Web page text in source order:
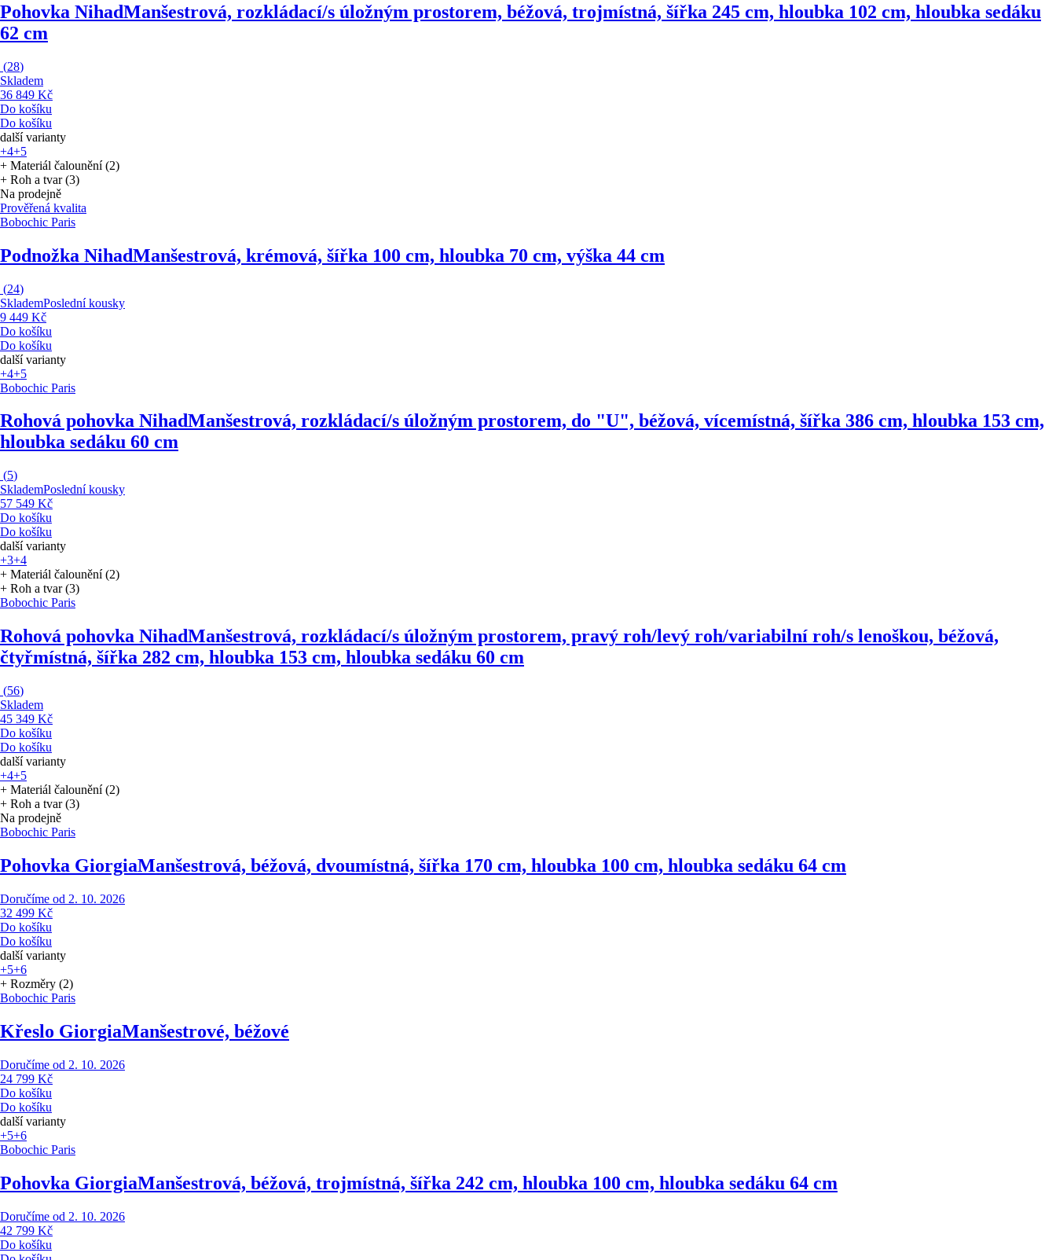
Pohovka NihadManšestrová, rozkládací/s úložným prostorem, béžová, trojmístná, šířka 245 cm, hloubka 102 cm, hloubka sedáku
62 cm
(28)
Skladem
36 849 Kč
Do košíku
Do košíku
další varianty
+4+5
+ Materiál čalounění (2)
+ Roh a tvar (3)
Na prodejně
Prověřená kvalita
Bobochic Paris
Podnožka NihadManšestrová, krémová, šířka 100 cm, hloubka 70 cm, výška 44 cm
(24)
SklademPoslední kousky
9 449 Kč
Do košíku
Do košíku
další varianty
+4+5
Bobochic Paris
Rohová pohovka NihadManšestrová, rozkládací/s úložným prostorem, do "U", béžová, vícemístná, šířka 386 cm, hloubka 153 cm,
hloubka sedáku 60 cm
(5)
SklademPoslední kousky
57 549 Kč
Do košíku
Do košíku
další varianty
+3+4
+ Materiál čalounění (2)
+ Roh a tvar (3)
Bobochic Paris
Rohová pohovka NihadManšestrová, rozkládací/s úložným prostorem, pravý roh/levý roh/variabilní roh/s lenoškou, béžová,
čtyřmístná, šířka 282 cm, hloubka 153 cm, hloubka sedáku 60 cm
(56)
Skladem
45 349 Kč
Do košíku
Do košíku
další varianty
+4+5
+ Materiál čalounění (2)
+ Roh a tvar (3)
Na prodejně
Bobochic Paris
Pohovka GiorgiaManšestrová, béžová, dvoumístná, šířka 170 cm, hloubka 100 cm, hloubka sedáku 64 cm
Doručíme od 2. 10. 2026
32 499 Kč
Do košíku
Do košíku
další varianty
+5+6
+ Rozměry (2)
Bobochic Paris
Křeslo GiorgiaManšestrové, béžové
Doručíme od 2. 10. 2026
24 799 Kč
Do košíku
Do košíku
další varianty
+5+6
Bobochic Paris
Pohovka GiorgiaManšestrová, béžová, trojmístná, šířka 242 cm, hloubka 100 cm, hloubka sedáku 64 cm
Doručíme od 2. 10. 2026
42 799 Kč
Do košíku